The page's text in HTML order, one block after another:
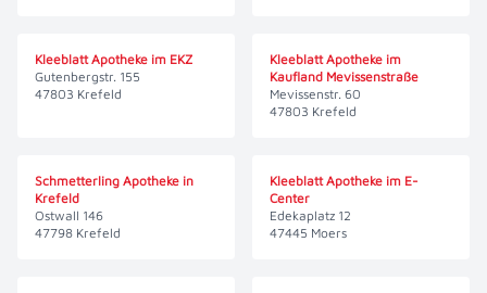
Kleeblatt Apotheke im EKZ
Gutenbergstr. 155
47803 Krefeld
Kleeblatt Apotheke im
Kaufland Mevissenstraße
Mevissenstr. 60
47803 Krefeld
Schmetterling Apotheke in
Krefeld
Ostwall 146
47798 Krefeld
Kleeblatt Apotheke im E-
Center
Edekaplatz 12
47445 Moers